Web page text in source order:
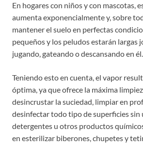
En hogares con niños y con mascotas,
aumenta exponencialmente y, sobre
mantener el suelo en perfectas
pequeños y los peludos estarán largas
jugando, gateando o descansando en él.
Teniendo esto en cuenta, el vapor
óptima, ya que ofrece la máxima
desincrustar la suciedad, limpiar en
desinfectar todo tipo de superficies sin
detergentes u otros productos
en esterilizar biberones, chupetes y